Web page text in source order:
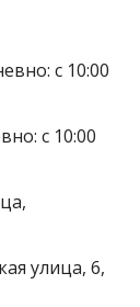
с 10:00
с 10:00
улица, 6,